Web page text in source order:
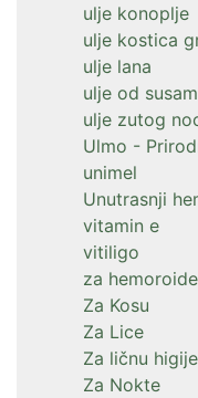
ulje konoplje
ulje kostica
ulje lana
ulje od
ulje zutog
Ulmo -
unimel
Unutrasnji
vitamin e
vitiligo
za hemoroide
Za Kosu
Za Lice
Za ličnu
Za Nokte